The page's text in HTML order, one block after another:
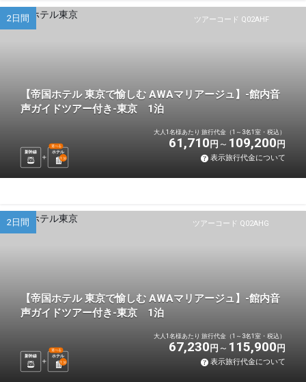
ツアーコード Q02AHF
2日間
【帝国ホテル 東京で愉しむ AWAマリアージュ】-館内音
声ガイドツアー付き-東京 1泊
新幹線 ホテル
選べる
1 泊
大人1名様あたり 旅行代金（1～3名1室・税込）
61,710 円 109,200 円
表示旅行代金について
ツアーコード Q02AHG
2日間
【帝国ホテル 東京で愉しむ AWAマリアージュ】-館内音
声ガイドツアー付き-東京 1泊
新幹線 ホテル
選べる
1 泊
大人1名様あたり 旅行代金（1～3名1室・税込）
67,230 円 115,900 円
表示旅行代金について